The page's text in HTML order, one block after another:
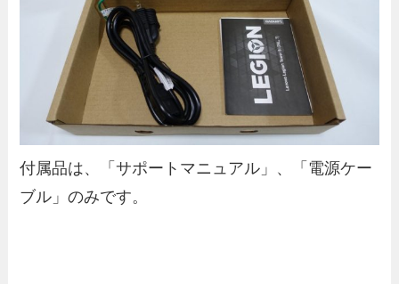
付属品は、「サポートマニュアル」、「電源ケー
ブル」のみです。